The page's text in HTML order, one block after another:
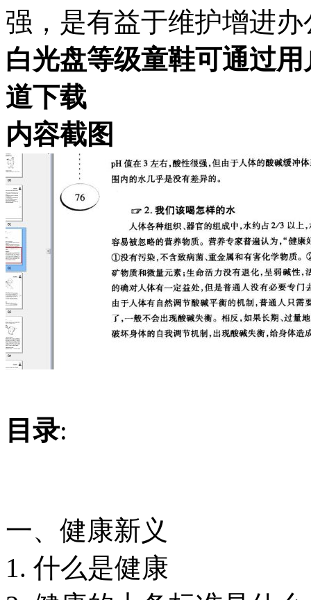
强，是有益于维护增进
白光盘等级童鞋可通过
道下载
内容截图
目录:
一、健康新义
1. 什么是健康